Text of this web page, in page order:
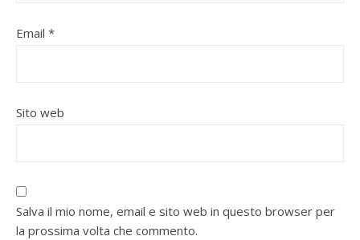
Email *
Sito web
Salva il mio nome, email e sito web in questo browser per
la prossima volta che commento.